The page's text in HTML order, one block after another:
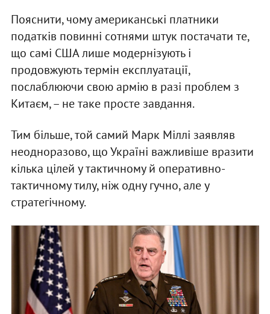
Пояснити, чому американські платники
податків повинні сотнями штук постачати те,
що самі США лише модернізують і
продовжують термін експлуатації,
послаблюючи свою армію в разі проблем з
Китаєм, – не таке просте завдання.
Тим більше, той самий Марк Міллі заявляв
неодноразово, що Україні важливіше вразити
кілька цілей у тактичному й оперативно-
тактичному тилу, ніж одну гучно, але у
стратегічному.